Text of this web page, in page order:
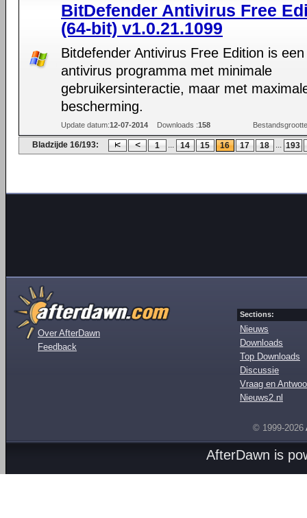
BitDefender Antivirus Free
(64-bit) v1.0.21.1099
Bitdefender Antivirus Free Edition is een
antivirus programma met minimale
gebruikersinteractie, maar met
bescherming.
Update datum:12-07-2014 Downloads :158
Bladzijde 16/193: 1 ... 14 15 16 17 18 ... 193
Over AfterDawn
Feedback
Sections:
Nieuws
Downloads
Top Downloads
Discussie
Vraag en
Nieuws2.nl
© 1999-2026
AfterDawn is